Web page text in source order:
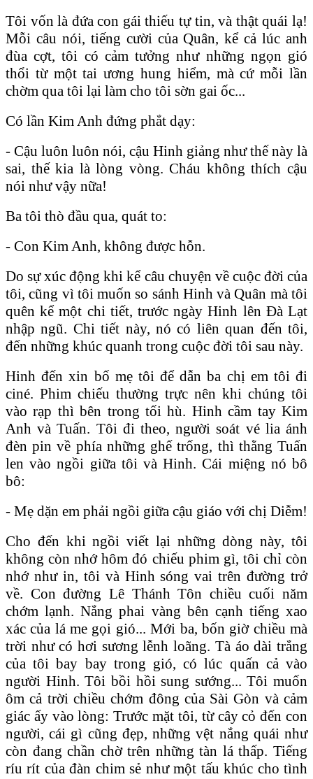
Tôi vốn là đứa con gái thiếu tự tin, và thật quái lạ!
Mỗi câu nói, tiếng cười của Quân, kể cả lúc anh
đùa cợt, tôi có cảm tưởng như những ngọn gió
thổi từ một tai ương hung hiểm, mà cứ mỗi lần
chờm qua tôi lại làm cho tôi sờn gai ốc...
Có lần Kim Anh đứng phắt dạy:
- Cậu luôn luôn nói, cậu Hinh giảng như thế này là
sai, thế kia là lòng vòng. Cháu không thích cậu
nói như vậy nữa!
Ba tôi thò đầu qua, quát to:
- Con Kim Anh, không được hỗn.
Do sự xúc động khi kể câu chuyện về cuộc đời của
tôi, cũng vì tôi muốn so sánh Hinh và Quân mà tôi
quên kể một chi tiết, trước ngày Hinh lên Đà Lạt
nhập ngũ. Chi tiết này, nó có liên quan đến tôi,
đến những khúc quanh trong cuộc đời tôi sau này.
Hinh đến xin bố mẹ tôi để dẫn ba chị em tôi đi
ciné. Phim chiếu thường trực nên khi chúng tôi
vào rạp thì bên trong tối hù. Hinh cầm tay Kim
Anh và Tuấn. Tôi đi theo, người soát vé lia ánh
đèn pin về phía những ghế trống, thì thằng Tuấn
len vào ngồi giữa tôi và Hinh. Cái miệng nó bô
bô:
- Mẹ dặn em phải ngồi giữa cậu giáo với chị Diễm!
Cho đến khi ngồi viết lại những dòng này, tôi
không còn nhớ hôm đó chiếu phim gì, tôi chỉ còn
nhớ như in, tôi và Hinh sóng vai trên đường trở
về. Con đường Lê Thánh Tôn chiều cuối năm
chớm lạnh. Nắng phai vàng bên cạnh tiếng xao
xác của lá me gọi gió... Mới ba, bốn giờ chiều mà
trời như có hơi sương lễnh loãng. Tà áo dài trắng
của tôi bay bay trong gió, có lúc quấn cả vào
người Hinh. Tôi bồi hồi sung sướng... Tôi muốn
ôm cả trời chiều chớm đông của Sài Gòn và cảm
giác ấy vào lòng: Trước mặt tôi, từ cây cỏ đến con
người, cái gì cũng đẹp, những vệt nắng quái như
còn đang chần chờ trên những tàn lá thấp. Tiếng
ríu rít của đàn chim sẻ như một tấu khúc cho tình